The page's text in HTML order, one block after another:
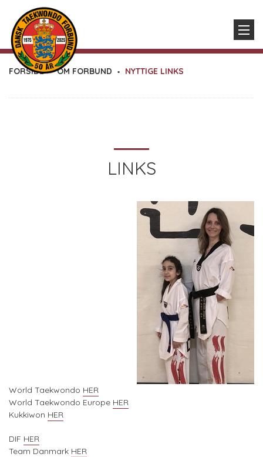
FORSIDE OM FORBUND NYTTIGE LINKS
LINKS
World Taekwondo HER
World Taekwondo Europe HER
Kukkiwon HER
DIF HER
Team Danmark HER